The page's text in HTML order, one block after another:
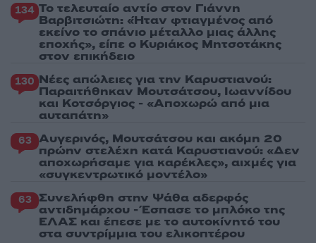
134 Το τελευταίο αντίο στον Γιάννη
Βαρβιτσιώτη: «Ήταν φτιαγμένος από
εκείνο το σπάνιο μέταλλο μιας άλλης
εποχής», είπε ο Κυριάκος Μητσοτάκης
στον επικήδειο
130 Νέες απώλειες για την Καρυστιανού:
Παραιτήθηκαν Μουτσάτσου, Ιωαννίδου
και Κοτσόργιος - «Αποχωρώ από μια
αυταπάτη»
63 Αυγερινός, Μουτσάτσου και ακόμη 20
πρώην στελέχη κατά Καρυστιανού: «Δεν
αποχωρήσαμε για καρέκλες», αιχμές για
«συγκεντρωτικό μοντέλο»
63 Συνελήφθη στην Ψάθα αδερφός
αντιδημάρχου - Έσπασε το μπλόκο της
ΕΛΑΣ και έπεσε με το αυτοκίνητό του
στα συντρίμμια του ελικοπτέρου